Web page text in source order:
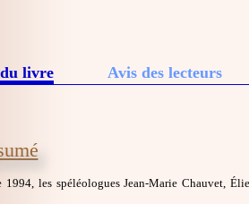
livre Avis des lecteurs
1994, les spéléologues Jean-Marie Chauvet,